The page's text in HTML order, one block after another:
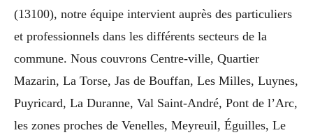
(13100), notre équipe intervient auprès des particuliers
et professionnels dans les différents secteurs de la
commune. Nous couvrons Centre-ville, Quartier
Mazarin, La Torse, Jas de Bouffan, Les Milles, Luynes,
Puyricard, La Duranne, Val Saint-André, Pont de l’Arc,
les zones proches de Venelles, Meyreuil, Éguilles, Le